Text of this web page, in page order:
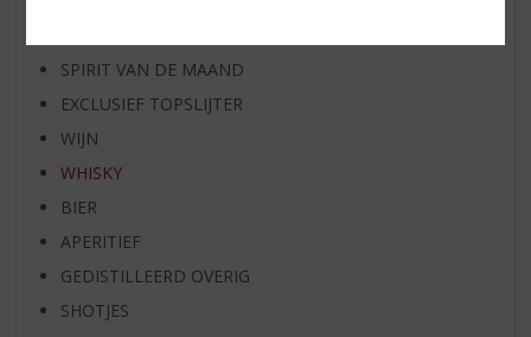
SPIRIT VAN DE MAAND
EXCLUSIEF TOPSLIJTER
WIJN
WHISKY
BIER
APERITIEF
GEDISTILLEERD OVERIG
SHOTJES